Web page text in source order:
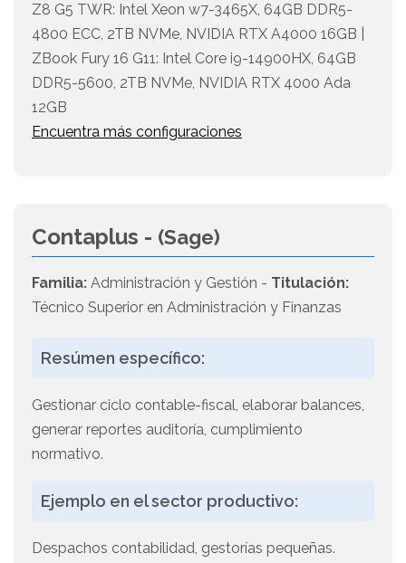
Z8 G5 TWR: Intel Xeon w7-3465X, 64GB DDR5-
4800 ECC, 2TB NVMe, NVIDIA RTX A4000 16GB |
ZBook Fury 16 G11: Intel Core i9-14900HX, 64GB
DDR5-5600, 2TB NVMe, NVIDIA RTX 4000 Ada
12GB
Encuentra más configuraciones
Contaplus - (Sage)
Familia: Administración y Gestión - Titulación:
Técnico Superior en Administración y Finanzas
Resúmen específico:
Gestionar ciclo contable-fiscal, elaborar balances,
generar reportes auditoría, cumplimiento
normativo.
Ejemplo en el sector productivo:
Despachos contabilidad, gestorías pequeñas.